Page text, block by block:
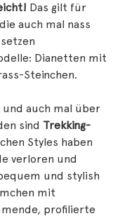
Das gilt für
auch mal nass
Dianetten mit
Steinchen.
und auch mal über
sind Trekking-
Styles haben
verloren und
und stylish
mit
profilierte